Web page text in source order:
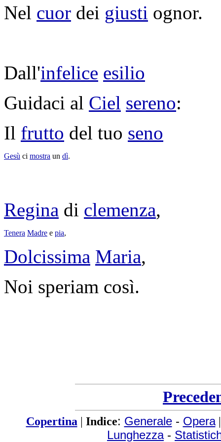
Nel cuor dei giusti ognor.
Dall'infelice esilio
Guidaci al Ciel sereno:
Il frutto del tuo seno
Gesù ci mostra un dì.
Regina di clemenza,
Tenera Madre e pia,
Dolcissima Maria,
Noi speriam così.
Copertina | Indice: Generale- Opera
Lunghezza-